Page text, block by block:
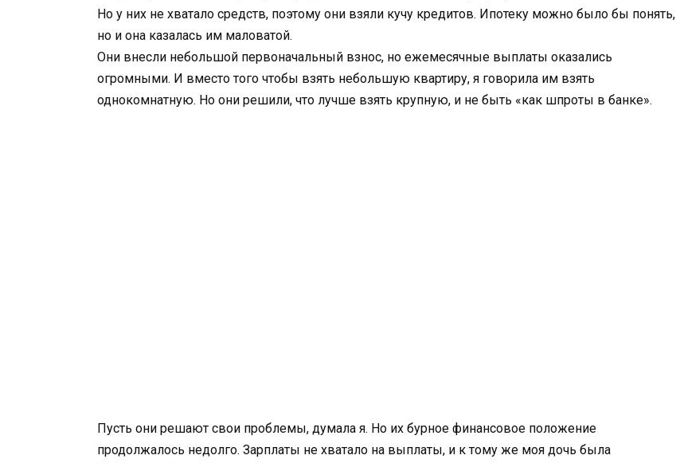
Но у них не хватало средств, поэтому они взяли кучу кредитов. Ипотеку можно было бы понять,
но и она казалась им маловатой.
Они внесли небольшой первоначальный взнос, но ежемесячные выплаты оказались
огромными. И вместо того чтобы взять небольшую квартиру, я говорила им взять
однокомнатную. Но они решили, что лучше взять крупную, и не быть «как шпроты в банке».
Пусть они решают свои проблемы, думала я. Но их бурное финансовое положение
продолжалось недолго. Зарплаты не хватало на выплаты, и к тому же моя дочь была